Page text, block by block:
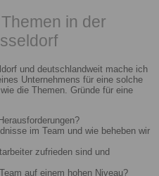
in der
und deutschlandweit mache ich
Unternehmens für eine solche
die Themen. Gründe für eine
im Team und wie beheben wir
zufrieden sind und
auf einem hohen Niveau?